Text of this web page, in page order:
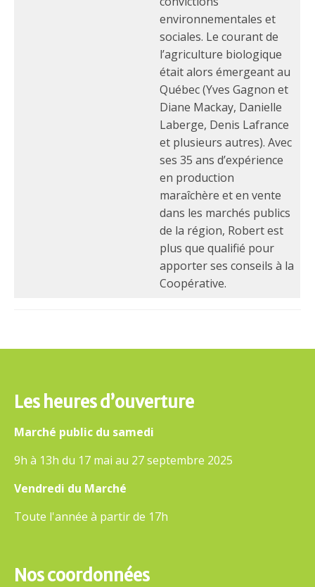
environnementales et
sociales. Le courant de
l’agriculture biologique
était alors émergeant au
Québec (Yves Gagnon et
Diane Mackay, Danielle
Laberge, Denis Lafrance
et plusieurs autres). Avec
ses 35 ans d’expérience
en production
maraîchère et en vente
dans les marchés publics
de la région, Robert est
plus que qualifié pour
apporter ses conseils à la
Coopérative.
Les heures d’ouverture
Marché public du samedi
9h à 13h du 17 mai au 27 septembre 2025
Vendredi du Marché
Toute l'année à partir de 17h
Nos coordonnées